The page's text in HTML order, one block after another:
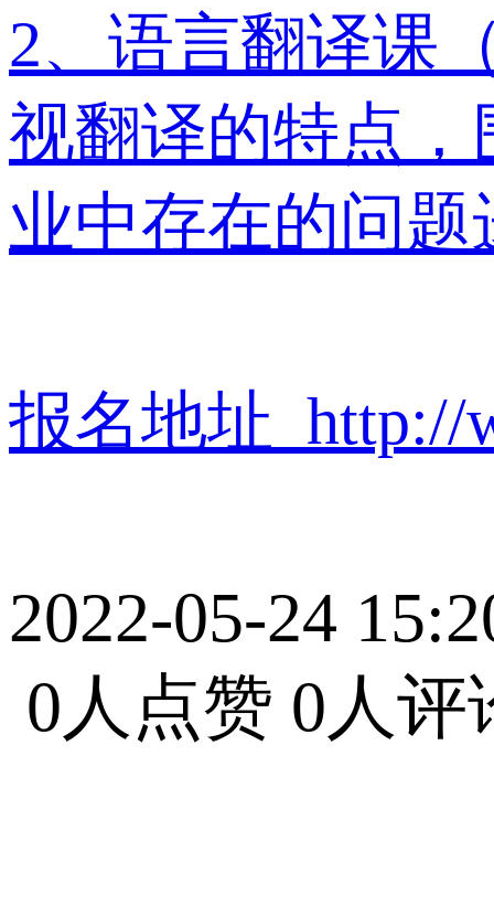
2、语言翻译课
视翻译的特点
业中存在的问
报名地址 http://
2022-05-24
0人点赞 0人评